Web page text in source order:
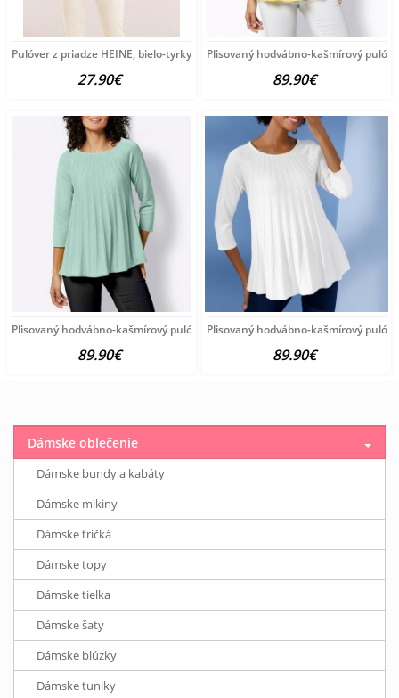
Pulóver z priadze HEINE, bielo-tyrkysový
27.90€
Plisovaný hodvábno-kašmírový
89.90€
Plisovaný hodvábno-kašmírový pulóver vzhľadom Création
89.90€
Plisovaný hodvábno-kašmírový
89.90€
Dámske oblečenie
Dámske bundy a kabáty
Dámske mikiny
Dámske tričká
Dámske topy
Dámske tielka
Dámske šaty
Dámske blúzky
Dámske tuniky